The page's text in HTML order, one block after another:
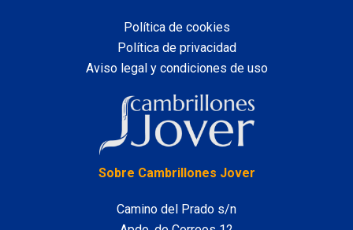
Política de cookies
Política de privacidad
Aviso legal y condiciones de uso
Sobre Cambrillones Jover
Camino del Prado s/n
LinkedIn